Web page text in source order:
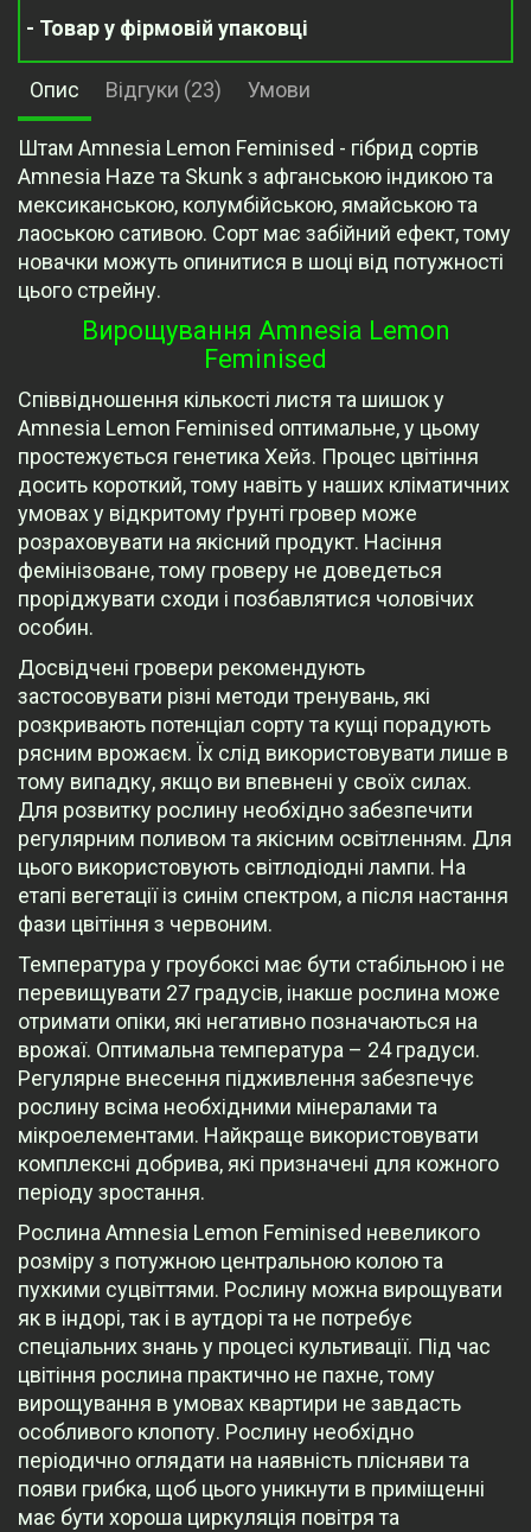
- Товар у фірмовій упаковці
Опис Відгуки (23) Умови
Штам Amnesia Lemon Feminised - гібрид сортів
Amnesia Haze та Skunk з афганською індикою та
мексиканською, колумбійською, ямайською та
лаоською сативою. Сорт має забійний ефект, тому
новачки можуть опинитися в шоці від потужності
цього стрейну.
Вирощування Amnesia Lemon
Feminised
Співвідношення кількості листя та шишок у
Amnesia Lemon Feminised оптимальне, у цьому
простежується генетика Хейз. Процес цвітіння
досить короткий, тому навіть у наших кліматичних
умовах у відкритому ґрунті гровер може
розраховувати на якісний продукт. Насіння
фемінізоване, тому гроверу не доведеться
проріджувати сходи і позбавлятися чоловічих
особин.
Досвідчені гровери рекомендують
застосовувати різні методи тренувань, які
розкривають потенціал сорту та кущі порадують
рясним врожаєм. Їх слід використовувати лише в
тому випадку, якщо ви впевнені у своїх силах.
Для розвитку рослину необхідно забезпечити
регулярним поливом та якісним освітленням. Для
цього використовують світлодіодні лампи. На
етапі вегетації із синім спектром, а після настання
фази цвітіння з червоним.
Температура у гроубоксі має бути стабільною і не
перевищувати 27 градусів, інакше рослина може
отримати опіки, які негативно позначаються на
врожаї. Оптимальна температура – ​​24 градуси.
Регулярне внесення підживлення забезпечує
рослину всіма необхідними мінералами та
мікроелементами. Найкраще використовувати
комплексні добрива, які призначені для кожного
періоду зростання.
Рослина Amnesia Lemon Feminised невеликого
розміру з потужною центральною колою та
пухкими суцвіттями. Рослину можна вирощувати
як в індорі, так і в аутдорі та не потребує
спеціальних знань у процесі культивації. Під час
цвітіння рослина практично не пахне, тому
вирощування в умовах квартири не завдасть
особливого клопоту. Рослину необхідно
періодично оглядати на наявність плісняви ​​та
появи грибка, щоб цього уникнути в приміщенні
має бути хороша циркуляція повітря та